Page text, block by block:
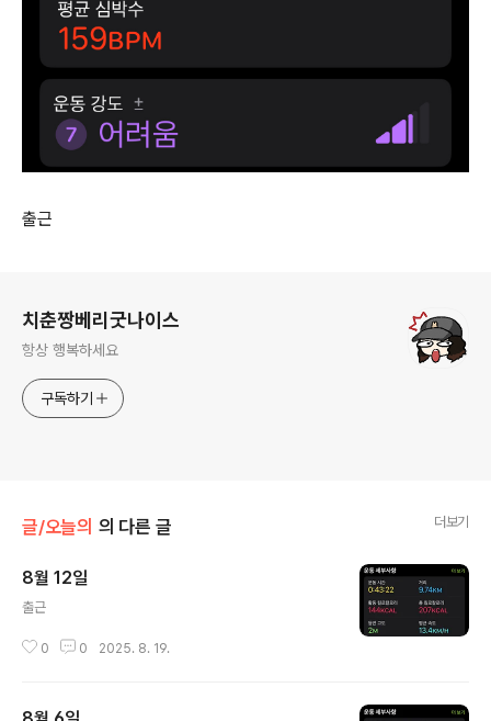
출근
치춘짱베리굿나이스
항상 행복하세요
구독하기
글/오늘의 의 다른 글 더보기
8월 12일
출근
0 0 2025. 8. 19.